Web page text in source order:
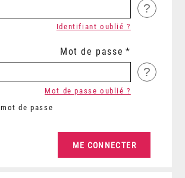
?
Identifiant oublié ?
Mot de passe
?
mot de passe
Mot de passe oublié ?